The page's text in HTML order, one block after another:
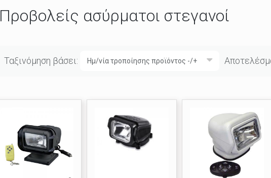
Προβολείς ασύρματοι στεγανοί
Ταξινόμηση βάσει: Ημ/νία τροποίησης προϊόντος -/+